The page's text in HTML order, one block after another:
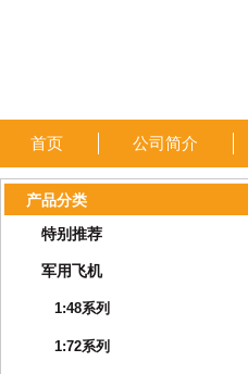
首页 公司简介
产品分类
特别推荐
军用飞机
1:48系列
1:72系列